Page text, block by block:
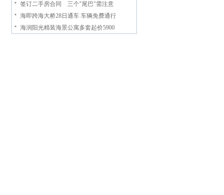
签订二手房合同 三个"尾巴"需注意
海即跨海大桥28日通车 车辆免费通行
海润阳光精装海景公寓多套起价5900